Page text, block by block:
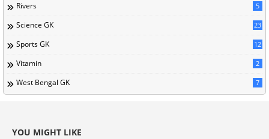
Rivers 5
Science GK 23
Sports GK 12
Vitamin 2
West Bengal GK 7
YOU MIGHT LIKE